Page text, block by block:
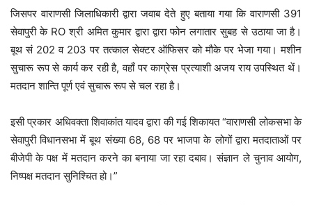
जिसपर वाराणसी जिलाधिकारी द्वारा जवाब देते हुए बताया गया कि वाराणसी 391
सेवापुरी के RO श्री अमित कुमार द्वारा द्वारा फोन लगातार सुबह से उठाया जा है।
बूथ सं 202 व 203 पर तत्काल सेक्टर ऑफिसर को मौके पर भेजा गया। मशीन
सुचारू रूप से कार्य कर रही है, वहाँ पर काग्रेस प्रत्याशी अजय राय उपस्थित थें।
मतदान शान्ति पूर्ण एवं सुचारू रूप से चल रहा है।
इसी प्रकार अधिवक्ता शिवाकांत यादव द्वारा की गई शिकायत “वाराणसी लोकसभा के
सेवापुरी विधानसभा में बूथ संख्या 68, 68 पर भाजपा के लोगों द्वारा मतदाताओं पर
बीजेपी के पक्ष में मतदान करने का बनाया जा रहा दबाव। संज्ञान ले चुनाव आयोग,
निष्पक्ष मतदान सुनिश्चित हो।”